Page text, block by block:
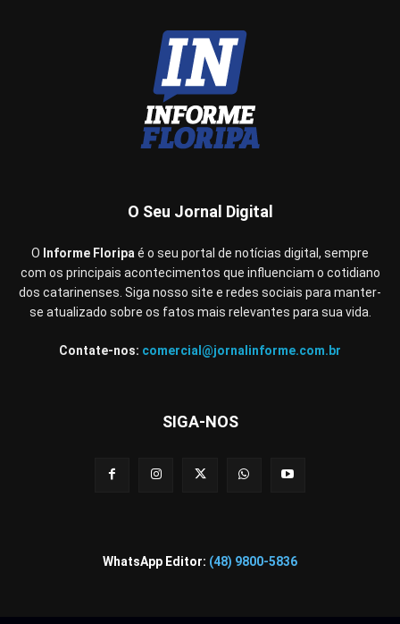
O Seu Jornal Digital
O Informe Floripa é o seu portal de notícias digital, sempre
com os principais acontecimentos que influenciam o cotidiano
dos catarinenses. Siga nosso site e redes sociais para manter-
se atualizado sobre os fatos mais relevantes para sua vida.
Contate-nos: comercial@jornalinforme.com.br
SIGA-NOS
WhatsApp Editor: (48) 9800-5836